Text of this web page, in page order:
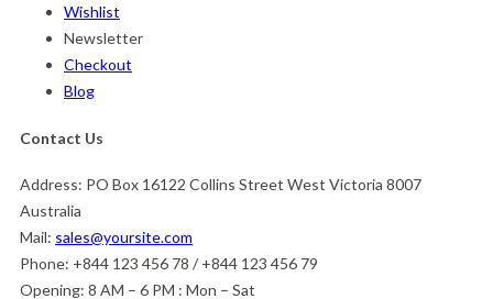
Wishlist
Newsletter
Checkout
Blog
Contact Us
Address: PO Box 16122 Collins Street West Victoria 8007
Australia
Mail: sales@yoursite.com
Phone: +844 123 456 78 / +844 123 456 79
Opening: 8 AM – 6 PM : Mon – Sat